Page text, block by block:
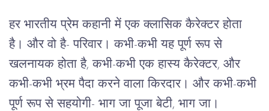
हर भारतीय प्रेम कहानी में एक क्लासिक कैरेक्टर होता
है। और वो है- परिवार। कभी-कभी यह पूर्ण रूप से
खलनायक होता है, कभी-कभी एक हास्य कैरेक्टर, और
कभी-कभी भ्रम पैदा करने वाला किरदार। और कभी-कभी
पूर्ण रूप से सहयोगी- भाग जा पूजा बेटी, भाग जा।